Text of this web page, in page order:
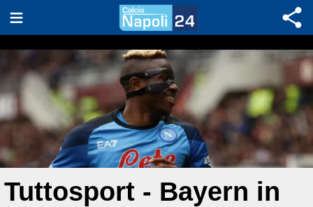
Tuttosport - Bayern in